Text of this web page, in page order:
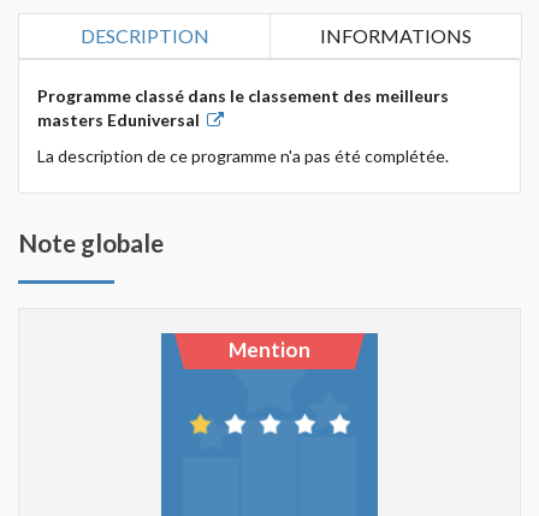
DESCRIPTION INFORMATIONS
Programme classé dans le classement des meilleurs
masters Eduniversal
La description de ce programme n'a pas été complétée.
Note globale
Mention